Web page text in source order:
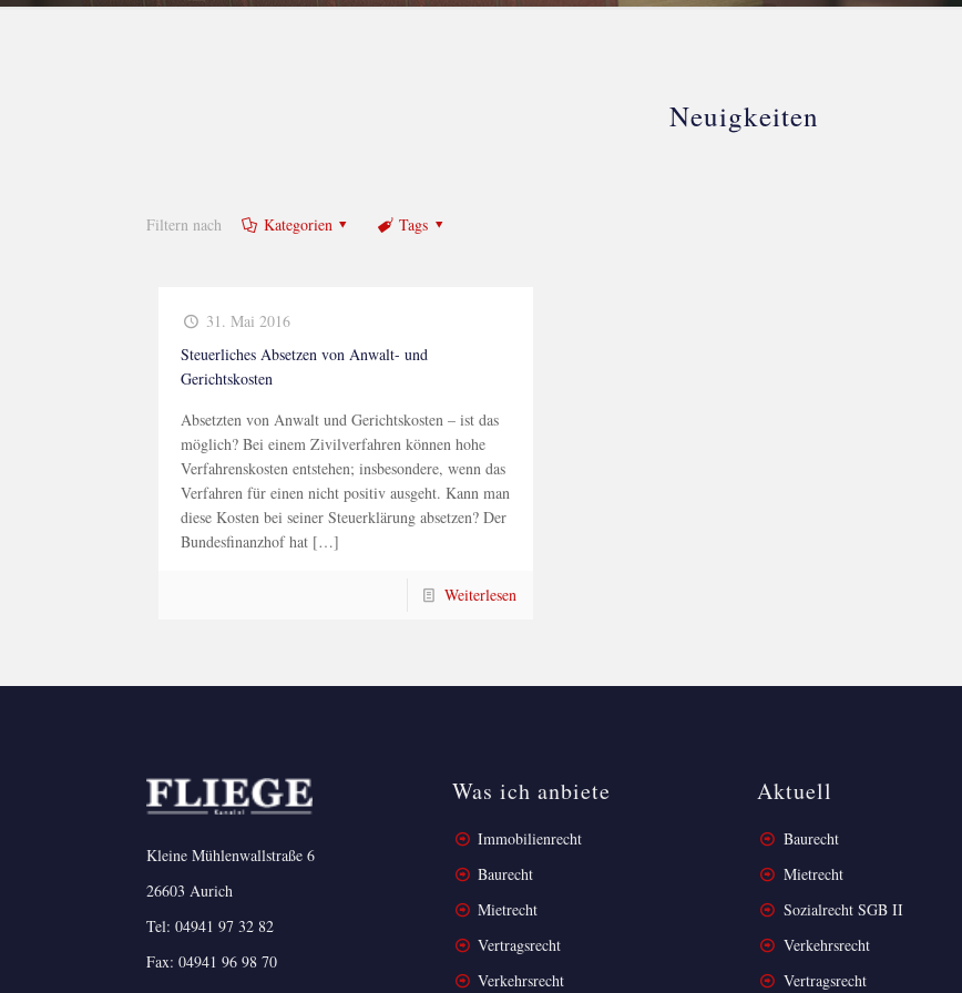
Neuigkeiten
Filtern nach Kategorien Tags
31. Mai 2016
Steuerliches Absetzen von Anwalt- und
Gerichtskosten
Absetzten von Anwalt und Gerichtskosten – ist das
möglich? Bei einem Zivilverfahren können hohe
Verfahrenskosten entstehen; insbesondere, wenn das
Verfahren für einen nicht positiv ausgeht. Kann man
diese Kosten bei seiner Steuerklärung absetzen? Der
Bundesfinanzhof hat[…]
Weiterlesen
Kleine Mühlenwallstraße 6
26603 Aurich
Tel:04941 97 32 82
Fax: 04941 96 98 70
Was ich anbiete
Immobilienrecht
Baurecht
Mietrecht
Vertragsrecht
Verkehrsrecht
Aktuell
Baurecht
Mietrecht
Sozialrecht SGB II
Verkehrsrecht
Vertragsrecht